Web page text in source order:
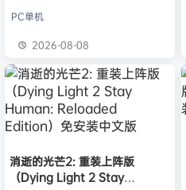
PC单机
2026-08-08
消逝的光芒2: 重装上阵版
（Dying Light 2 Stay